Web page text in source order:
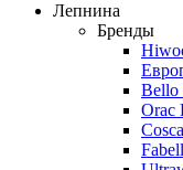
Лепнина
Бренды
Bello
Orac
Cosca